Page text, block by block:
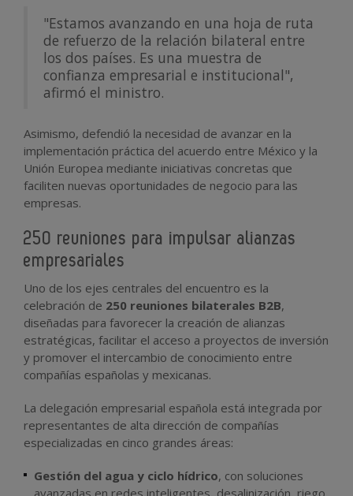
"Estamos avanzando en una hoja de ruta
de refuerzo de la relación bilateral entre
los dos países. Es una muestra de
confianza empresarial e institucional",
afirmó el ministro.
Asimismo, defendió la necesidad de avanzar en la
implementación práctica del acuerdo entre México y la
Unión Europea mediante iniciativas concretas que
faciliten nuevas oportunidades de negocio para las
empresas.
250 reuniones para impulsar alianzas
empresariales
Uno de los ejes centrales del encuentro es la
celebración de 250 reuniones bilaterales B2B,
diseñadas para favorecer la creación de alianzas
estratégicas, facilitar el acceso a proyectos de inversión
y promover el intercambio de conocimiento entre
compañías españolas y mexicanas.
La delegación empresarial española está integrada por
representantes de alta dirección de compañías
especializadas en cinco grandes áreas:
Gestión del agua y ciclo hídrico, con soluciones